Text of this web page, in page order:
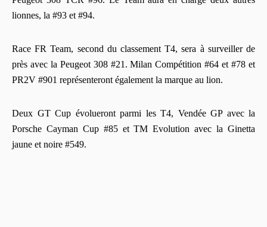
lionnes, la #93 et #94.
Race FR Team, second du classement T4, sera à surveiller de
près avec la Peugeot 308 #21. Milan Compétition #64 et #78 et
PR2V #901 représenteront également la marque au lion.
Deux GT Cup évolueront parmi les T4, Vendée GP avec la
Porsche Cayman Cup #85 et TM Evolution avec la Ginetta
jaune et noire #549.